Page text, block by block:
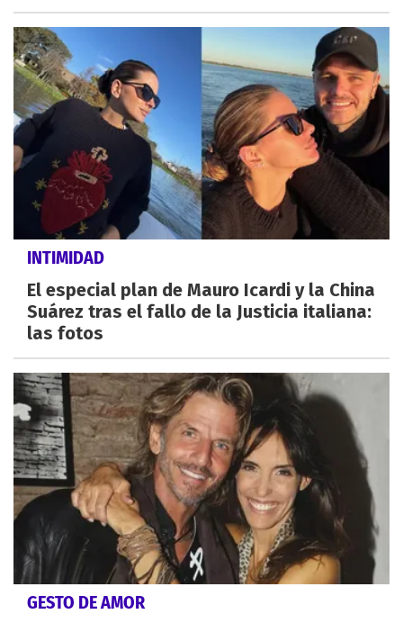
INTIMIDAD
El especial plan de Mauro Icardi y la China
Suárez tras el fallo de la Justicia italiana:
las fotos
GESTO DE AMOR